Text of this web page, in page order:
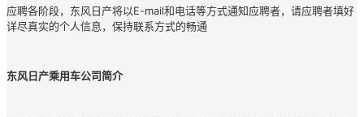
应聘各阶段，东风日产将以E-mail和电话等方式通知应聘者，请应聘者填好
详尽真实的个人信息，保持联系方式的畅通
东风日产乘用车公司简介